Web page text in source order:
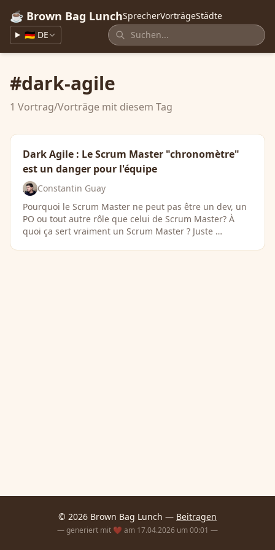
☕ Brown Bag LunchSprecherVorträgeStädte
🇩🇪 DE
#dark-agile
1 Vortrag/Vorträge mit diesem Tag
Dark Agile : Le Scrum Master "chronomètre"
est un danger pour l'équipe
Constantin Guay
Pourquoi le Scrum Master ne peut pas être un dev, un
PO ou tout autre rôle que celui de Scrum Master? À
quoi ça sert vraiment un Scrum Master ? Juste …
© 2026 Brown Bag Lunch — Beitragen
— generiert mit ❤️ am 17.04.2026 um 00:01 —